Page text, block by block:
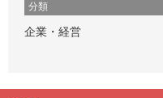
分類
企業・経営